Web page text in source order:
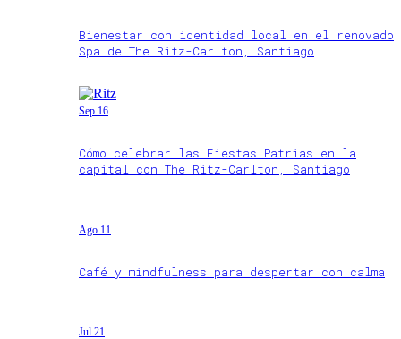
Bienestar con identidad local en el renovado
Spa de The Ritz-Carlton, Santiago
Sep 16
Cómo celebrar las Fiestas Patrias en la
capital con The Ritz-Carlton, Santiago
Ago 11
Café y mindfulness para despertar con calma
Jul 21